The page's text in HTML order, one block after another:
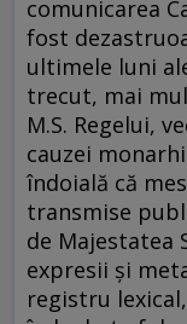
comunicarea
fost
ultimele luni
trecut, mai
M.S. Regelui,
cauzei
îndoială că
transmise
de Majestatea
expresii şi
registru